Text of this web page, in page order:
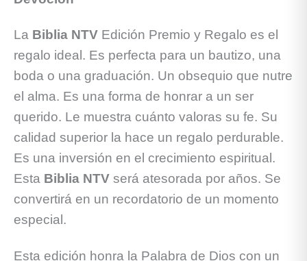
La Biblia NTV Edición Premio y Regalo es el
regalo ideal. Es perfecta para un bautizo, una
boda o una graduación. Un obsequio que nutre
el alma. Es una forma de honrar a un ser
querido. Le muestra cuánto valoras su fe. Su
calidad superior la hace un regalo perdurable.
Es una inversión en el crecimiento espiritual.
Esta Biblia NTV será atesorada por años. Se
convertirá en un recordatorio de un momento
especial.
Esta edición honra la Palabra de Dios con un